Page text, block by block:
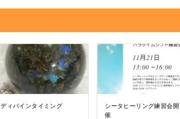
ディバインタイミング
シータヒーリング練習会開
催